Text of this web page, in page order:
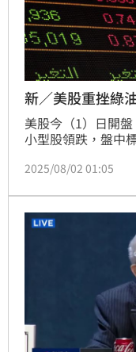
新／美股重挫綠
美股今（1）日開
小型股領跌，盤中
市場信心明顯受到
2025/08/02 01:05